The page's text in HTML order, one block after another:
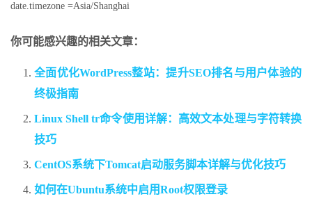
date.timezone =Asia/Shanghai
你可能感兴趣的相关文章：
全面优化WordPress整站：提升SEO排名与用户体验的
终极指南
Linux Shell tr命令使用详解：高效文本处理与字符转换
技巧
CentOS系统下Tomcat启动服务脚本详解与优化技巧
如何在Ubuntu系统中启用Root权限登录